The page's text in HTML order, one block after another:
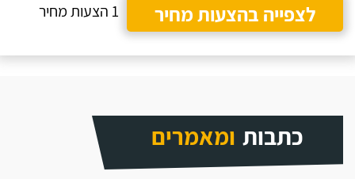
לצפייה בהצעות מחיר
1 הצעות מחיר
כתבות ומאמרים